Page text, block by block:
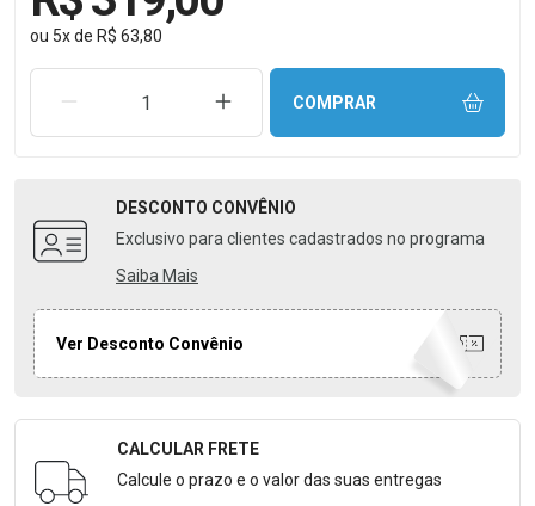
ou 5xde R$ 63,80
REMOVER UMA UNIDADEAUMENTAR UMA UNIDADE
COMPRAR
DESCONTO CONVÊNIO
Exclusivo para clientes cadastrados no programa
Saiba Mais
Ver Desconto Convênio
Formulário para Calcular o Frete
CALCULAR FRETE
Calcule o prazo e o valor das suas entregas